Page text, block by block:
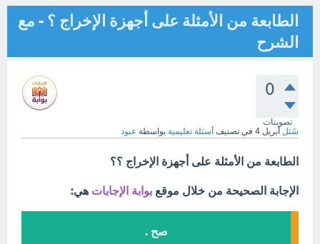
الطابعة من الأمثلة على أجهزة الإخراج ؟ - مع
الشرح
0
تصويتات
سُئل أبريل 4 في تصنيف أسئلة تعليمية بواسطة عبود
الطابعة من الأمثلة على أجهزة الإخراج ؟؟
الإجابة الصحيحة من خلال موقع بوابة الإجابات هي:
صح .